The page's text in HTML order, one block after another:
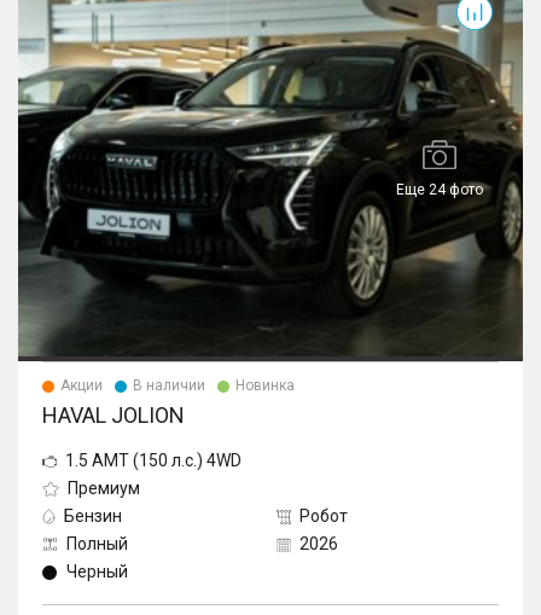
Еще 24 фото
Акции В наличии Новинка
HAVAL JOLION
1.5 AMT (150 л.с.) 4WD
Премиум
Бензин
Робот
Полный
2026
Черный